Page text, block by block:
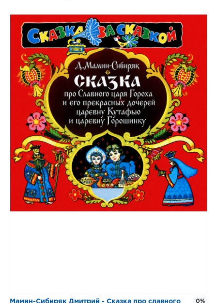
Мамин-Сибиряк Дмитрий - Сказка про славного 0%